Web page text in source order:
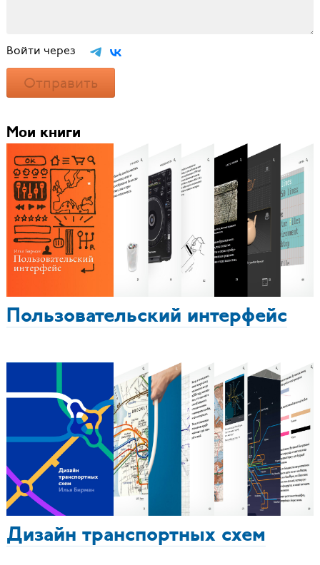
Войти через
Отправить
Мои книги
Пользовательский интерфейс
Дизайн транспортных схем